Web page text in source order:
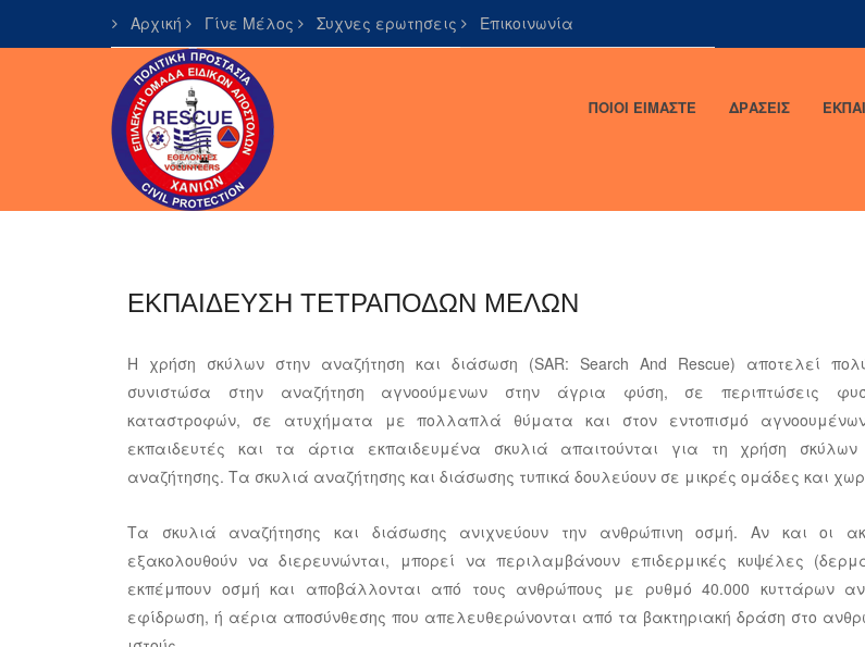
Αρχική Γίνε Μέλος Συχνες ερωτησεις Επικοινωνία
ΠΟΙΟΙ ΕΙΜΑΣΤΕ ΔΡΑΣΕΙΣ
ΕΚΠΑΙΔΕΥΣΗ ΤΕΤΡΑΠΟΔΩΝ ΜΕΛΩΝ
Η χρήση σκύλων στην αναζήτηση και διάσωση (SAR: Search And Rescue) αποτελεί
συνιστώσα στην αναζήτηση αγνοούμενων στην άγρια φύση, σε περιπτώσεις
καταστροφών, σε ατυχήματα με πολλαπλά θύματα και στον εντοπισμό
εκπαιδευτές και τα άρτια εκπαιδευμένα σκυλιά απαιτούνται για τη χρήση σκύλων
αναζήτησης. Τα σκυλιά αναζήτησης και διάσωσης τυπικά δουλεύουν σε μικρές ομάδες και
Τα σκυλιά αναζήτησης και διάσωσης ανιχνεύουν την ανθρώπινη οσμή. Αν και οι
εξακολουθούν να διερευνώνται, μπορεί να περιλαμβάνουν επιδερμικές κυψέλες
εκπέμπουν οσμή και αποβάλλονται από τους ανθρώπους με ρυθμό 40.000 κυττάρων
εφίδρωση, ή αέρια αποσύνθεσης που απελευθερώνονται από τα βακτηριακή δράση στο